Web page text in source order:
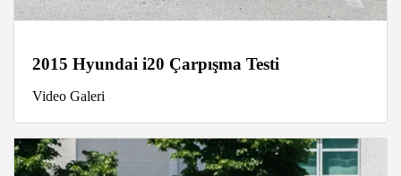
2015 Hyundai i20 Çarpışma Testi
Video Galeri